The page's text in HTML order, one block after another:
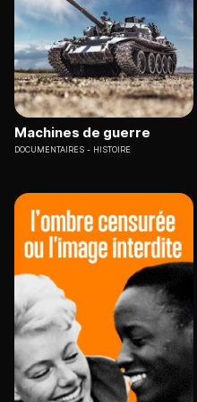
Machines de guerre
DOCUMENTAIRES HISTOIRE